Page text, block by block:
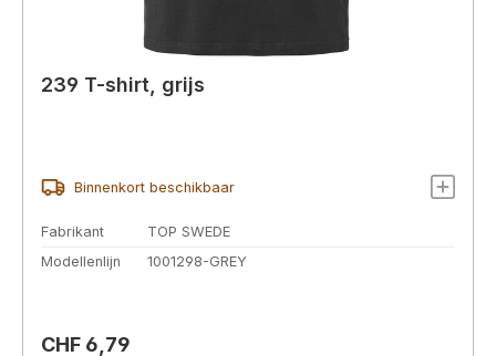
239 T-shirt, grijs
Binnenkort beschikbaar
Fabrikant
TOP SWEDE
Modellenlijn
1001298-GREY
Normale prijs:
CHF 6,79